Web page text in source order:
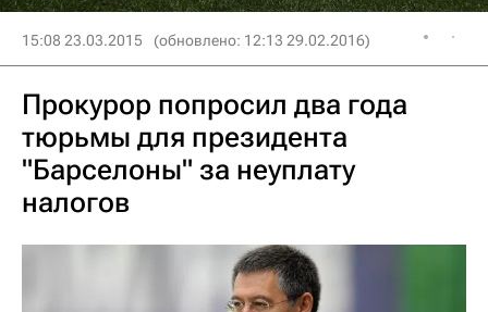
15:08 23.03.2015 (обновлено: 12:13 29.02.2016)
Прокурор попросил два года
тюрьмы для президента
"Барселоны" за неуплату
налогов